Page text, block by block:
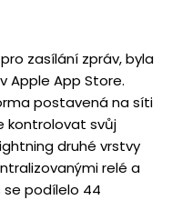
zasílání zpráv, byla
Apple App Store.
postavená na síti
kontrolovat svůj
druhé vrstvy
relé a
se podílelo 44